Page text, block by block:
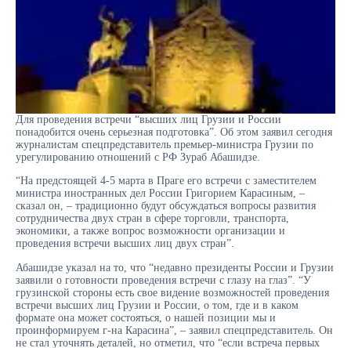
Для проведения встречи “высших лиц Грузии и России
понадобится очень серьезная подготовка”. Об этом заявил сегодня
журналистам спецпредставитель премьер-министра Грузии по
урегулированию отношений с РФ Зураб Абашидзе.
“На предстоящей 4-5 марта в Праге его встречи с заместителем
министра иностранных дел России Григорием Карасиным, –
сказал он, – традиционно будут обсуждаться вопросы развития
сотрудничества двух стран в сфере торговли, транспорта,
экономики, а также вопрос возможности организации и
проведения встречи высших лиц двух стран”.
Абашидзе указал на то, что “недавно президенты России и Грузии
заявили о готовности проведения встречи с глазу на глаз”. “У
грузинской стороны есть свое видение возможностей проведения
встречи высших лиц Грузии и России, о том, где и в каком
формате она может состояться, о нашей позиции мы и
проинформируем г-на Карасина”, – заявил спецпредставитель. Он
не стал уточнять деталей, но отметил, что “если встреча первых